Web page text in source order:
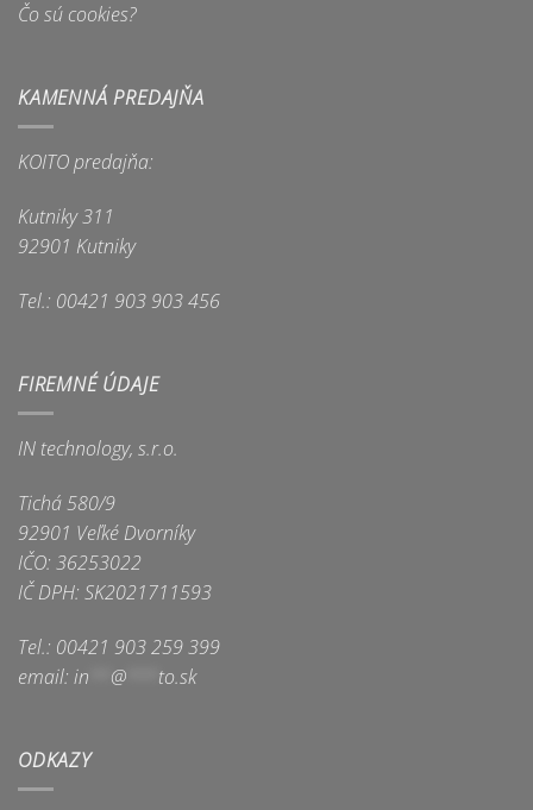
Čo sú cookies?
KAMENNÁ PREDAJŇA
KOITO predajňa:
Kutniky 311
92901 Kutniky
Tel.: 00421 903 903 456
FIREMNÉ ÚDAJE
IN technology, s.r.o.
Tichá 580/9
92901 Veľké Dvorníky
IČO: 36253022
IČ DPH: SK2021711593
Tel.: 00421 903 259 399
email: in @ to.sk
ODKAZY